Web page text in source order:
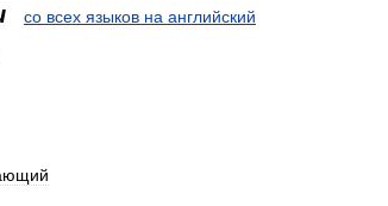
со всех языков на английский